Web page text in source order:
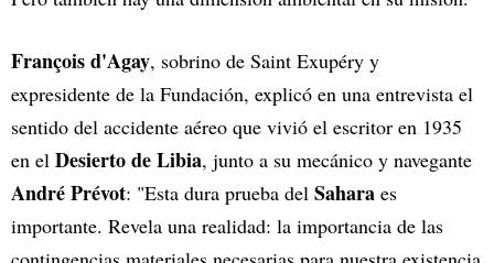
François d'Agay, sobrino de Saint Exupéry y
expresidente de la Fundación, explicó en una entrevista el
sentido del accidente aéreo que vivió el escritor en 1935
en el Desierto deLibia, junto a su mecánico y navegante
André Prévot: "Esta dura prueba del Sahara es
importante. Revela una realidad: la importancia de las